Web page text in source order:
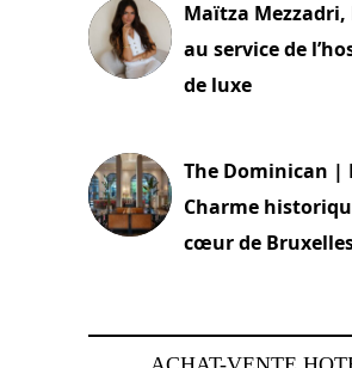
Maïtza Mezzadri,
au service de
de luxe
The Dominican |
Charme
cœur de